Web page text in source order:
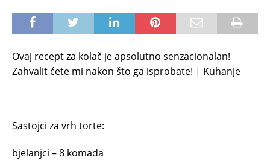
Ovaj recept za kolač je apsolutno senzacionalan!
Zahvalit ćete mi nakon što ga isprobate! | Kuhanje
Sastojci za vrh torte:
bjelanjci – 8 komada